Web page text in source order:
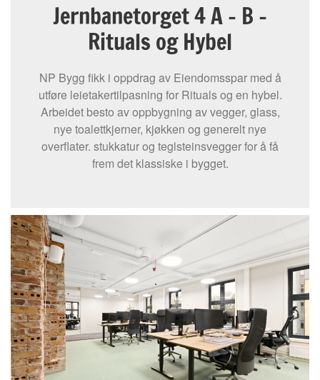
Jernbanetorget 4 A – B –
Rituals og Hybel
NP Bygg fikk i oppdrag av Eiendomsspar med å
utføre leietakertilpasning for Rituals og en hybel.
Arbeidet besto av oppbygning av vegger, glass,
nye toalettkjerner, kjøkken og generelt nye
overflater. stukkatur og teglsteinsvegger for å få
frem det klassiske i bygget.